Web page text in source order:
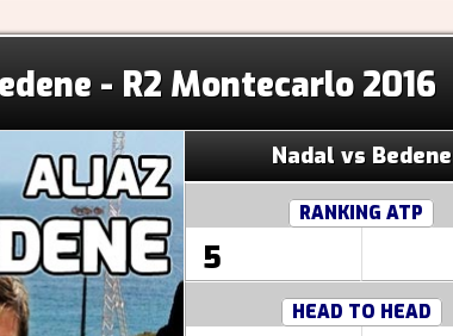
- R2 Montecarlo 2016
Nadal vs Bedene
RANKING ATP
5
HEAD TO HEAD